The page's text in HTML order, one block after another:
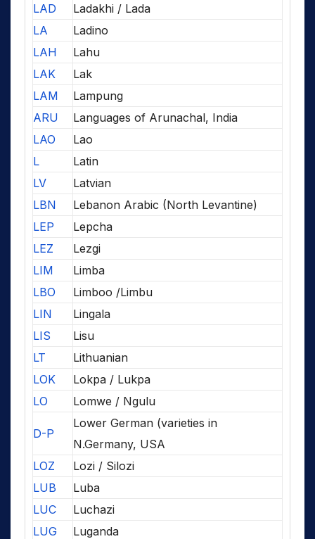
LAD
Ladakhi / Lada
LA
Ladino
LAH
Lahu
LAK
Lak
LAM
Lampung
ARU
Languages of Arunachal, India
LAO
Lao
L
Latin
LV
Latvian
LBN
Lebanon Arabic (North Levantine)
LEP
Lepcha
LEZ
Lezgi
LIM
Limba
LBO
Limboo /Limbu
LIN
Lingala
LIS
Lisu
LT
Lithuanian
LOK
Lokpa / Lukpa
LO
Lomwe / Ngulu
D-P
Lower German (varieties in
N.Germany, USA
LOZ
Lozi / Silozi
LUB
Luba
LUC
Luchazi
LUG
Luganda